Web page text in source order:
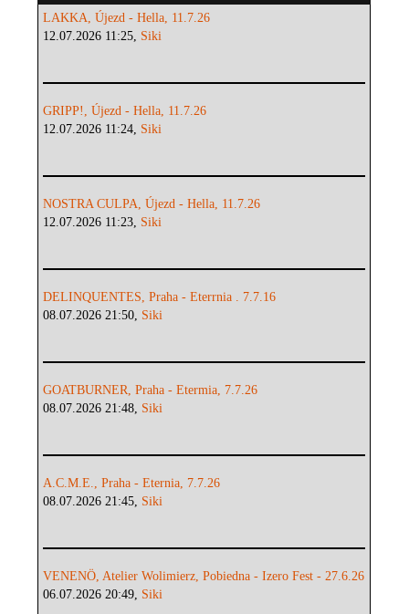
LAKKA, Újezd - Hella, 11.7.26
12.07.2026 11:25, Siki
GRIPP!, Újezd - Hella, 11.7.26
12.07.2026 11:24, Siki
NOSTRA CULPA, Újezd - Hella, 11.7.26
12.07.2026 11:23, Siki
DELINQUENTES, Praha - Eterrnia . 7.7.16
08.07.2026 21:50, Siki
GOATBURNER, Praha - Etermia, 7.7.26
08.07.2026 21:48, Siki
A.C.M.E., Praha - Eternia, 7.7.26
08.07.2026 21:45, Siki
VENENÖ, Atelier Wolimierz, Pobiedna - Izero Fest - 27.6.26
06.07.2026 20:49, Siki